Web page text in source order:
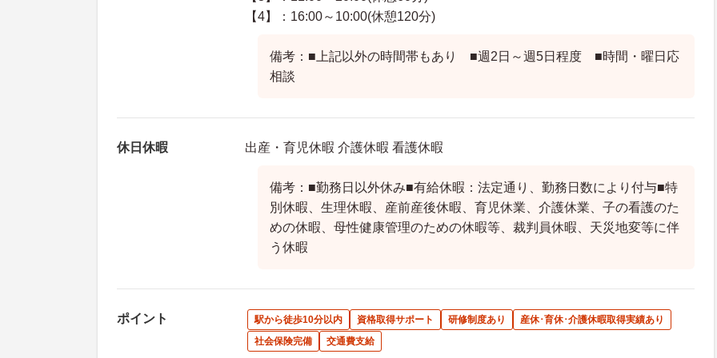
【4】：16:00～10:00(休憩120分)
備考：■上記以外の時間帯もあり ■週2日～週5日程度 ■時間・曜日応
相談
休日休暇 出産・育児休暇 介護休暇 看護休暇
備考：■勤務日以外休み■有給休暇：法定通り、勤務日数により付与■特
別休暇、生理休暇、産前産後休暇、育児休業、介護休業、子の看護のた
めの休暇、母性健康管理のための休暇等、裁判員休暇、天災地変等に伴
う休暇
ポイント 駅から徒歩10分以内 資格取得サポート 研修制度あり
産休･育休･介護休暇取得実績あり
社会保険完備
交通費支給